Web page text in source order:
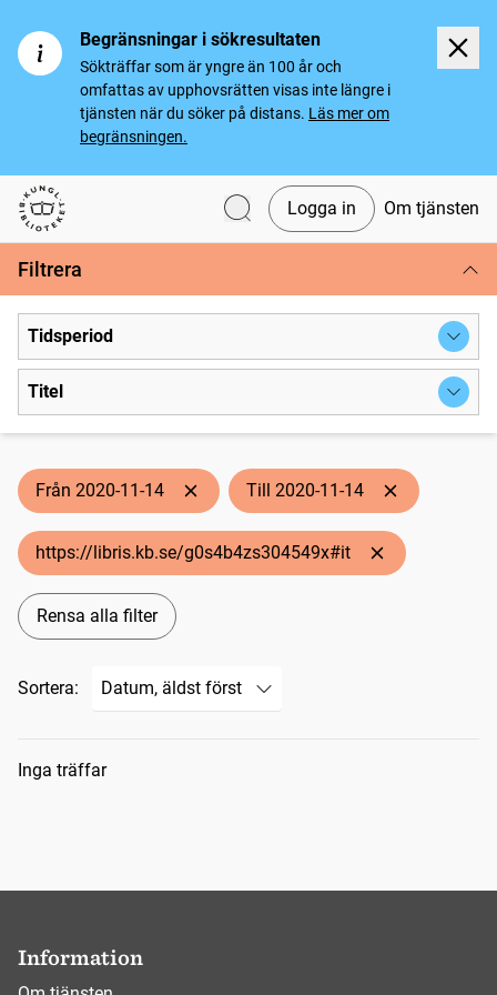
Begränsningar i sökresultaten
Sökträffar som är yngre än 100 år och
omfattas av upphovsrätten visas inte längre i
tjänsten när du söker på distans. Läs mer om
begränsningen.
Svenska tidningar
Logga in Om tjänsten
Filtrera
Tidsperiod
Titel
Från 2020-11-14 Till 2020-11-14
https://libris.kb.se/g0s4b4zs304549x#it
Rensa alla filter
Sortera:
Sökresultat
Inga träffar
Information